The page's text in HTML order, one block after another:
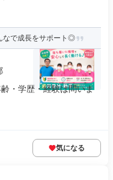
なで成長をサポート◎
・学歴・経験は問いま
気になる